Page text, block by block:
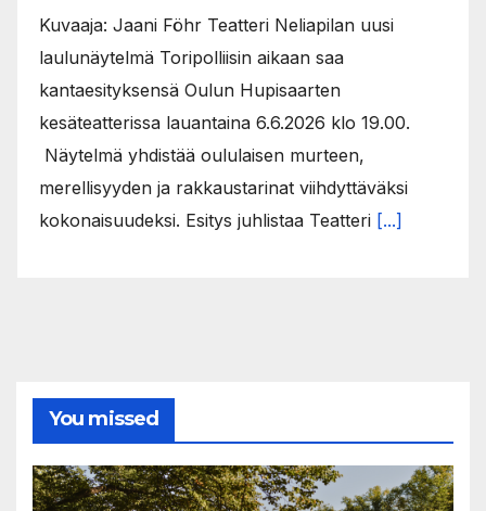
Kuvaaja: Jaani Föhr Teatteri Neliapilan uusi
laulunäytelmä Toripolliisin aikaan saa
kantaesityksensä Oulun Hupisaarten
kesäteatterissa lauantaina 6.6.2026 klo 19.00.
Näytelmä yhdistää oululaisen murteen,
merellisyyden ja rakkaustarinat viihdyttäväksi
kokonaisuudeksi. Esitys juhlistaa Teatteri [...]
You missed